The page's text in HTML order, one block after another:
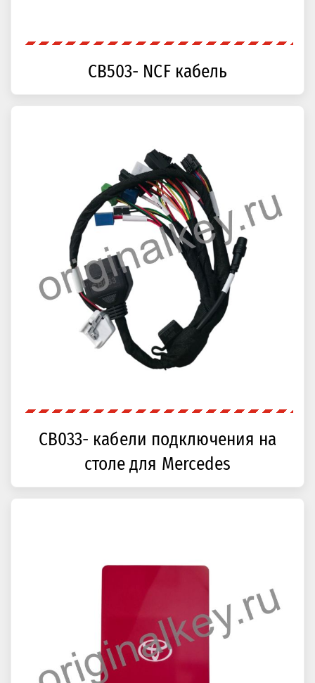
CB503- NCF кабель
CB033- кабели подключения на
столе для Mercedes